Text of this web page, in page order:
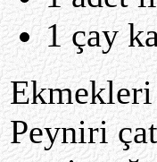
1 çay
Ekmekleri
Peyniri